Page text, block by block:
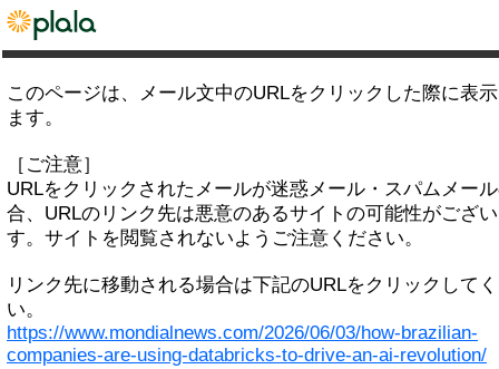
このページは、メール文中のURLをクリックした際に表
ます。
［ご注意］
URLをクリックされたメールが迷惑メール・スパムメー
合、URLのリンク先は悪意のあるサイトの可能性がござ
す。サイトを閲覧されないようご注意ください。
リンク先に移動される場合は下記のURLをクリックして
い。
https://www.mondialnews.com/2026/06/03/how-brazilian-
companies-are-using-databricks-to-drive-an-ai-revolution/